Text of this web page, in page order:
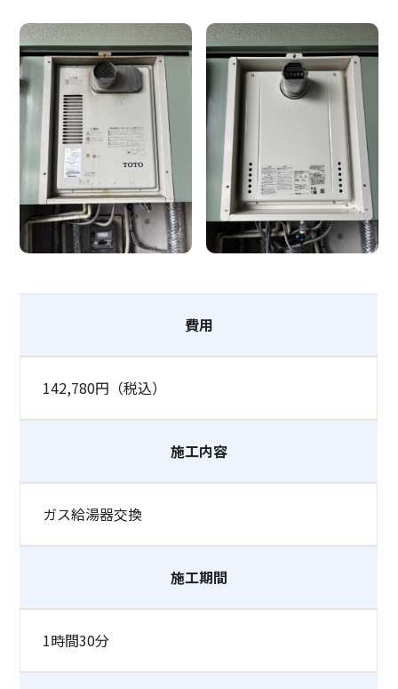
費用
142,780円（税込）
施工内容
ガス給湯器交換
施工期間
1時間30分